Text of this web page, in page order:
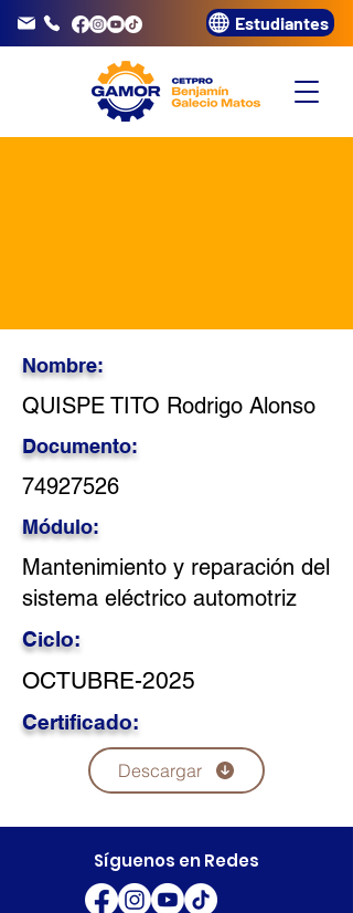
3320072 Estudiantes
Nombre:
QUISPE TITO Rodrigo Alonso
Documento:
74927526
Módulo:
Mantenimiento y reparación del
sistema eléctrico automotriz
Ciclo:
OCTUBRE-2025
Certificado:
Descargar
Síguenos en Redes